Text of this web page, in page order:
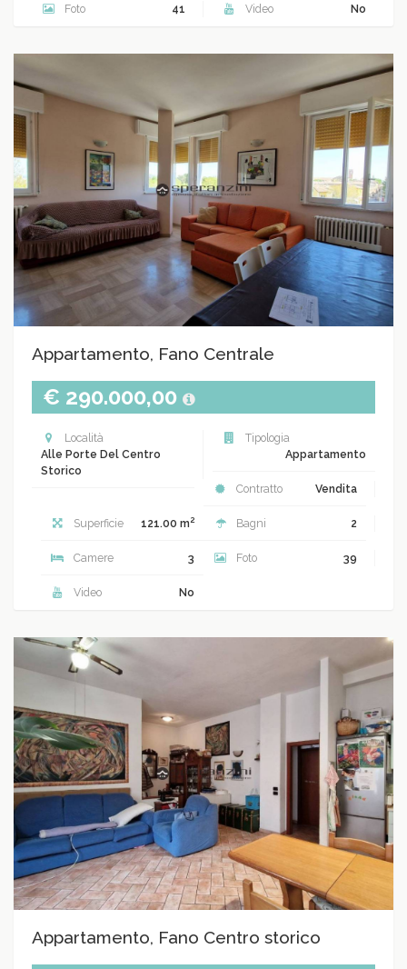
Foto 41 Video No
Appartamento, Fano Centrale
€ 290.000,00
Località
Alle Porte Del Centro
Storico
Tipologia
Appartamento
Contratto Vendita
Superficie 121.00 m2 Bagni 2
Camere 3 Foto 39
Video No
Appartamento, Fano Centro storico